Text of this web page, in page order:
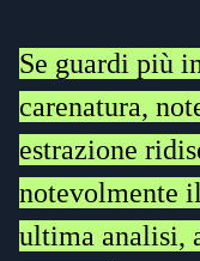
Se guardi più
carenatura,
estrazione
notevolmente
ultima analisi,